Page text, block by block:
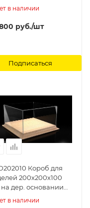
Модель-
в наличии
руб./шт
Подписаться
Короб для
200х200х100
дер. основании
Сервис
в наличии